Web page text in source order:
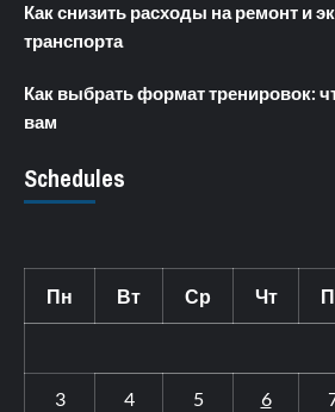
Как снизить расходы на ремонт и
транспорта
Как выбрать формат тренировок:
вам
Schedules
Пн Вт Ср Чт
3 4 5 6